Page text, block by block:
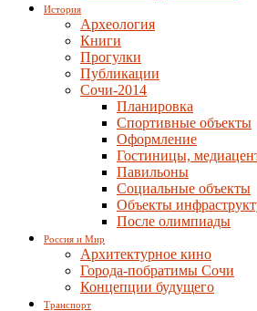
История
Археология
Книги
Прогулки
Публикации
Сочи-2014
Планировка
Спортивные объекты
Оформление
Гостиницы,
Павильоны
Социальные объекты
Объекты
После олимпиады
Россия и Мир
Архитектурное кино
Города-побратимы Сочи
Концепции будущего
Транспорт